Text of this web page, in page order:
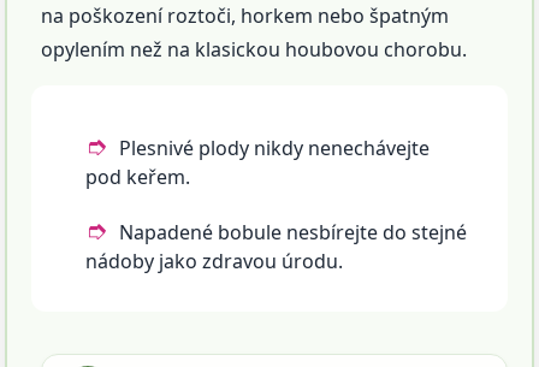
na poškození roztoči, horkem nebo špatným
opylením než na klasickou houbovou chorobu.
Plesnivé plody nikdy nenechávejte
pod keřem.
Napadené bobule nesbírejte do stejné
nádoby jako zdravou úrodu.